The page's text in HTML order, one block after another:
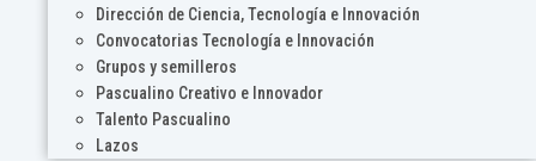
Dirección de Ciencia, Tecnología e Innovación
Convocatorias Tecnología e Innovación
Grupos y semilleros
Pascualino Creativo e Innovador
Talento Pascualino
Lazos